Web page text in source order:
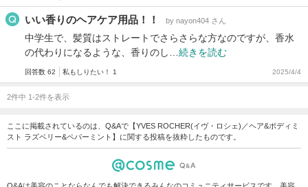
いい香りのヘアケア用品！！ by nayon404 さん
中学生で、髪質はストレートでさらさらな方なのですが、香水
の代わりになるような、香りのし… 続きを読む
回答数 62 私もしりたい！ 1 2025/4/4
2件中 1-2件を表示
ここに掲載されているのは、Q&Aで【YVES ROCHER(イヴ・ロシェ)／ヘア&ボディミ
スト ラズベリー&ペパーミント】に関する投稿を抜粋したものです。